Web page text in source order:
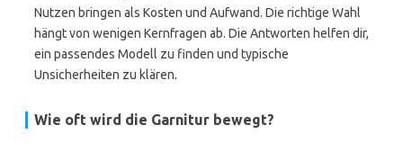
Nutzen bringen als Kosten und Aufwand. Die richtige Wahl
hängt von wenigen Kernfragen ab. Die Antworten helfen dir,
ein passendes Modell zu finden und typische
Unsicherheiten zu klären.
Wie oft wird die Garnitur bewegt?